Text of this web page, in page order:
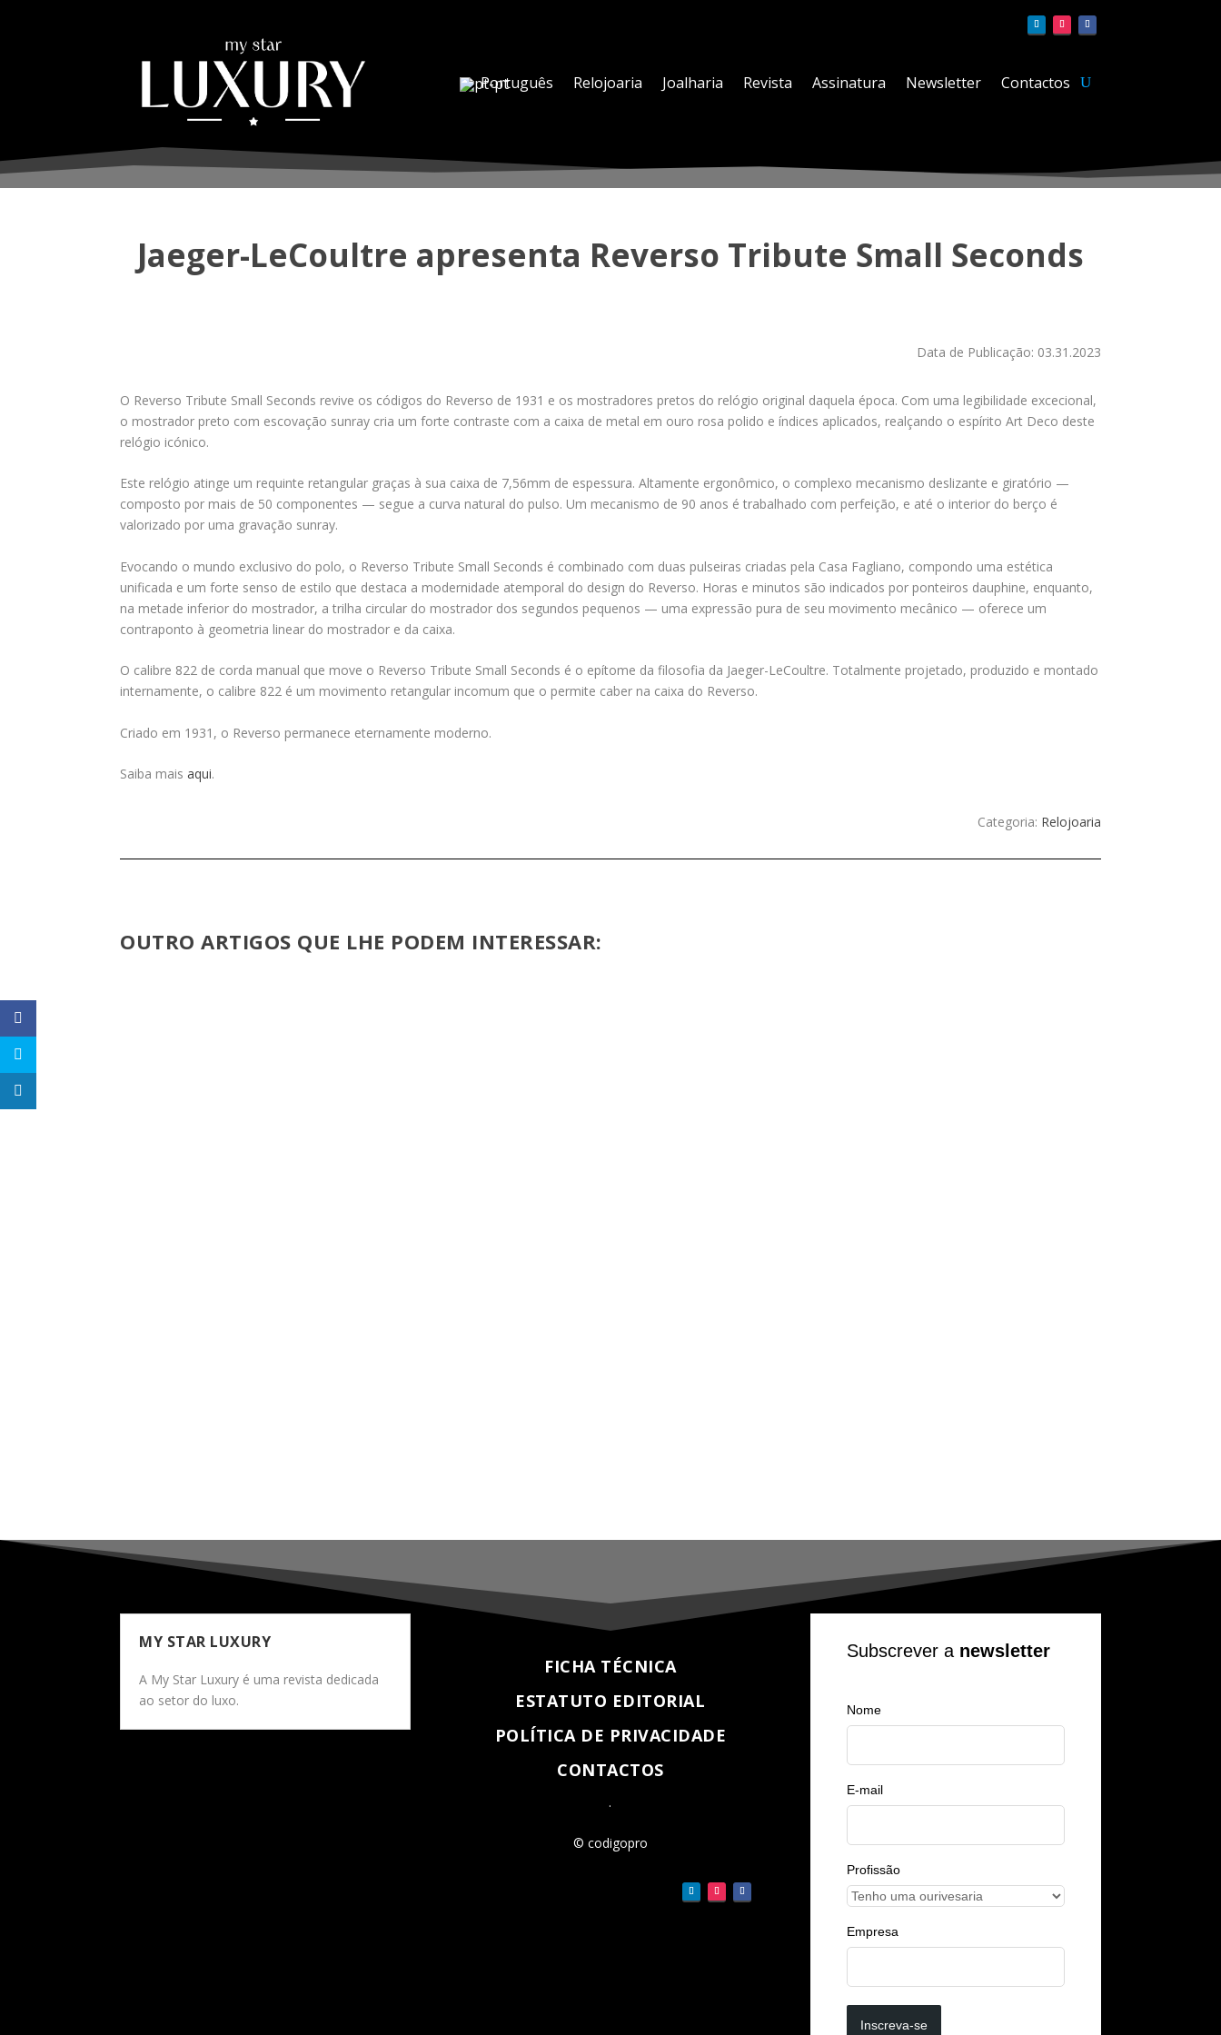
Português Relojoaria Joalharia Revista Assinatura Newsletter Contactos
Jaeger-LeCoultre apresenta Reverso Tribute Small Seconds
Data de Publicação: 03.31.2023
O Reverso Tribute Small Seconds revive os códigos do Reverso de 1931 e os mostradores pretos do relógio original daquela época. Com uma legibilidade excecional,
o mostrador preto com escovação sunray cria um forte contraste com a caixa de metal em ouro rosa polido e índices aplicados, realçando o espírito Art Deco deste
relógio icónico.
Este relógio atinge um requinte retangular graças à sua caixa de 7,56mm de espessura. Altamente ergonômico, o complexo mecanismo deslizante e giratório —
composto por mais de 50 componentes — segue a curva natural do pulso. Um mecanismo de 90 anos é trabalhado com perfeição, e até o interior do berço é
valorizado por uma gravação sunray.
Evocando o mundo exclusivo do polo, o Reverso Tribute Small Seconds é combinado com duas pulseiras criadas pela Casa Fagliano, compondo uma estética
unificada e um forte senso de estilo que destaca a modernidade atemporal do design do Reverso. Horas e minutos são indicados por ponteiros dauphine, enquanto,
na metade inferior do mostrador, a trilha circular do mostrador dos segundos pequenos — uma expressão pura de seu movimento mecânico — oferece um
contraponto à geometria linear do mostrador e da caixa.
O calibre 822 de corda manual que move o Reverso Tribute Small Seconds é o epítome da filosofia da Jaeger-LeCoultre. Totalmente projetado, produzido e montado
internamente, o calibre 822 é um movimento retangular incomum que o permite caber na caixa do Reverso.
Criado em 1931, o Reverso permanece eternamente moderno.
Saiba mais aqui.
Categoria: Relojoaria
OUTRO ARTIGOS QUE LHE PODEM INTERESSAR:
MY STAR LUXURY
A My Star Luxury é uma revista dedicada
ao setor do luxo.
FICHA TÉCNICA
ESTATUTO EDITORIAL
POLÍTICA DE PRIVACIDADE
CONTACTOS
.
© codigopro
Subscrever anewsletter
Nome
E-mail
Profissão
Empresa
Inscreva-se